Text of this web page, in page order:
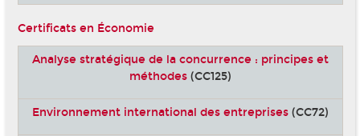
Certificats en Économie
Analyse stratégique de la concurrence : principes et
méthodes(CC125)
Environnement international des entreprises(CC72)